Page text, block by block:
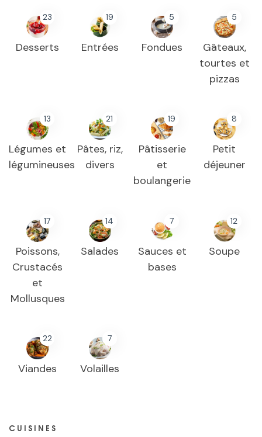
23
Desserts
19
Entrées
5
Fondues
5
Gâteaux,
tourtes et
pizzas
13
Légumes et
légumineuses
21
Pâtes, riz,
divers
19
Pâtisserie
et
boulangerie
8
Petit
déjeuner
17
Poissons,
Crustacés
et
Mollusques
14
Salades
7
Sauces et
bases
12
Soupe
22
Viandes
7
Volailles
CUISINES